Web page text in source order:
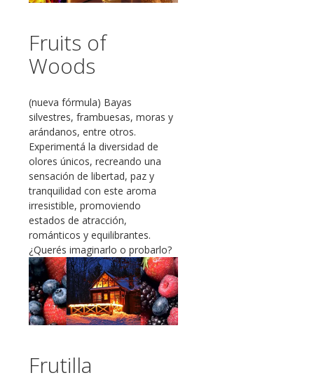
Fruits of
Woods
(nueva fórmula) Bayas
silvestres, frambuesas, moras y
arándanos, entre otros.
Experimentá la diversidad de
olores únicos, recreando una
sensación de libertad, paz y
tranquilidad con este aroma
irresistible, promoviendo
estados de atracción,
románticos y equilibrantes.
¿Querés imaginarlo o probarlo?
Frutilla